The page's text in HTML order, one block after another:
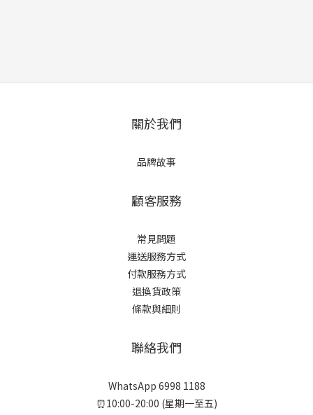
關於我們
品牌故事
顧客服務
常見問題
運送服務方式
付款服務方式
退換貨政策
條款與細則
聯絡我們
WhatsApp 6998 1188
⏰10:00-20:00 (星期一至五)